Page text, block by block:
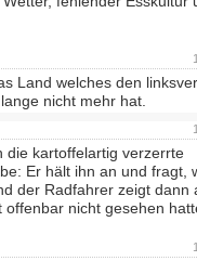
Land welches den
nicht mehr hat.
die kartoffelartig verzerrte
Er hält ihn an und fragt,
der Radfahrer zeigt dann
offenbar nicht gesehen